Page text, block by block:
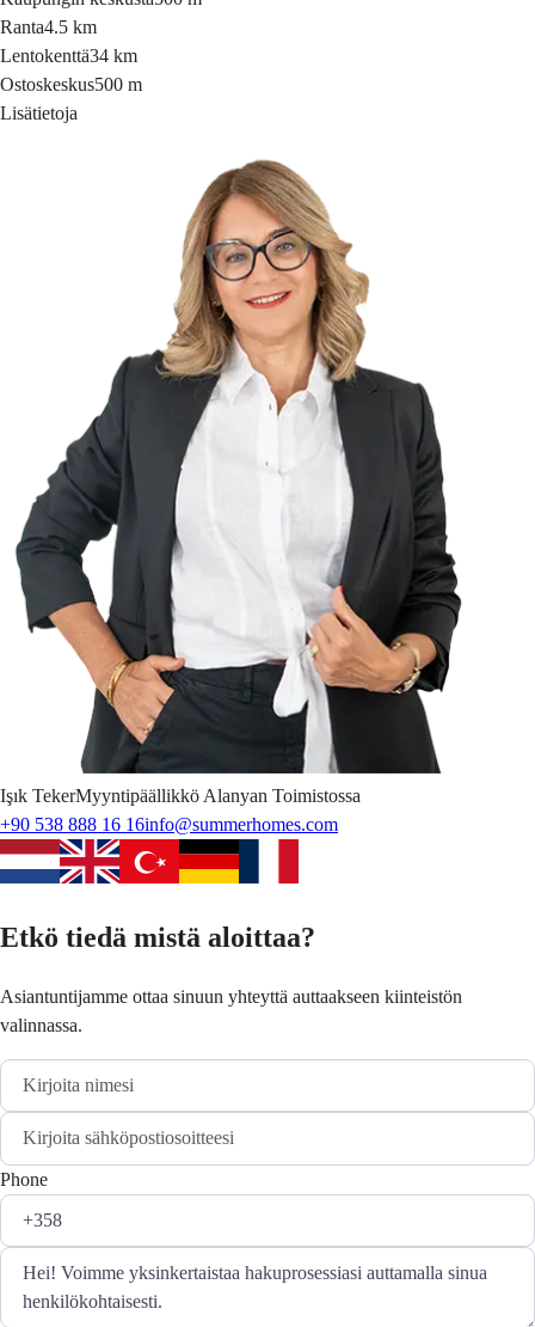
Ranta4.5 km
Lentokenttä34 km
Ostoskeskus500 m
Lisätietoja
Işık TekerMyyntipäällikkö Alanyan Toimistossa
+90 538 888 16 16info@summerhomes.com
Etkö tiedä mistä aloittaa?
Asiantuntijamme ottaa sinuun yhteyttä auttaakseen kiinteistön
valinnassa.
Phone